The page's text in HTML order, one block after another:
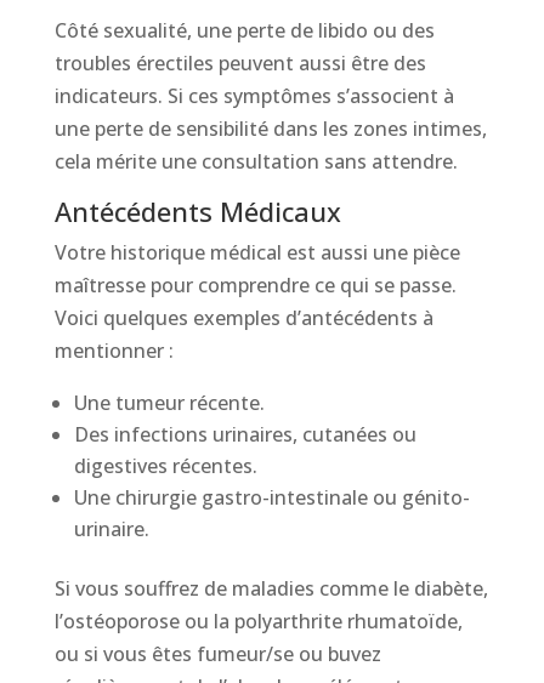
Côté sexualité, une perte de libido ou des
troubles érectiles peuvent aussi être des
indicateurs. Si ces symptômes s’associent à
une perte de sensibilité dans les zones intimes,
cela mérite une consultation sans attendre.
Antécédents Médicaux
Votre historique médical est aussi une pièce
maîtresse pour comprendre ce qui se passe.
Voici quelques exemples d’antécédents à
mentionner :
Une tumeur récente.
Des infections urinaires, cutanées ou
digestives récentes.
Une chirurgie gastro-intestinale ou génito-
urinaire.
Si vous souffrez de maladies comme le diabète,
l’ostéoporose ou la polyarthrite rhumatoïde,
ou si vous êtes fumeur/se ou buvez